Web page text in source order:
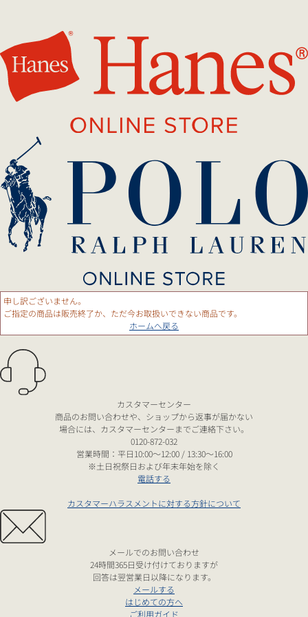
申し訳ございません。
ご指定の商品は販売終了か、ただ今お取扱いできない商品です。
ホームへ戻る
カスタマーセンター
商品のお問い合わせや、ショップから返事が届かない
場合には、カスタマーセンターまでご連絡下さい。
0120-872-032
営業時間：平日10:00～12:00 / 13:30～16:00
※土日祝祭日および年末年始を除く
電話する
カスタマーハラスメントに対する方針について
メールでのお問い合わせ
24時間365日受け付けておりますが
回答は翌営業日以降になります。
メールする
はじめての方へ
ご利用ガイド